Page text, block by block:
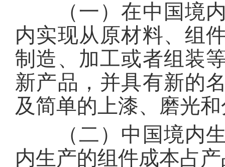
（一）在中国境内
内实现从原材料、组
制造、加工或者组装
新产品，并具有新的
及简单的上漆、磨光
（二）中国境内生
内生产的组件成本占